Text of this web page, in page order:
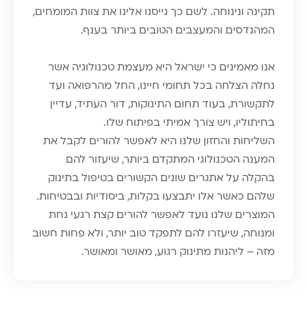
תקינה ונינוחה. לשם כך גייסנו אלינו את צוות המומחים,
המהנדסים והמעצבים הטובים ביותר בענף.
אנו מאמינים כי ישראל היא מעצמת טכנולוגיה אשר
נחלה הצלחה בכל תחומי חיינו, החל מהרפואה ועד
לתקשורת, בעוד תחום התינוקות, דור העתיד, עדיין
בחיתוליו, ויש צורך אמיתי בפיתוח שלו.
השליחות והחזון שלנו היא לאפשר להורים לקבל את
המענה הטכנולוגי המתקדם ביותר, שיעזור להם
בהקלה על אתגרים שונים הקשורים בטיפול בתינוק
שלהם כאשר אלו יתבצעו בקלות, ביסודיות ובבטיחות.
המוצרים שלנו נועד לאפשר להורים קצת רגעי נחת
ומנוחה, שיעזרו להם לתפקד טוב יותר, ולא פחות חשוב
מזה – ליהנות מתינוק רגוע, מאושר ומאושר.